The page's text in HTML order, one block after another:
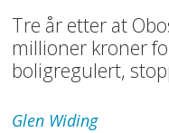
Tre år etter at
millioner kroner
boligregulert,
Glen Widing